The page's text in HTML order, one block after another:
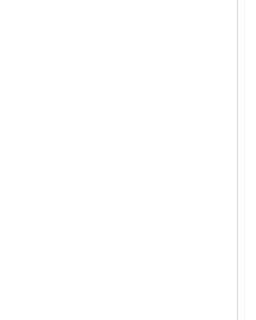
für superhydrophobe Gläser, Go